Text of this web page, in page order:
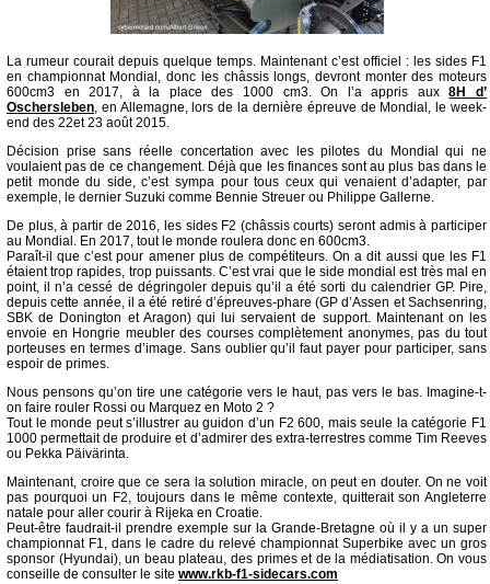
La rumeur courait depuis quelque temps. Maintenant c’est officiel : les sides F1
en championnat Mondial, donc les châssis longs, devront monter des moteurs
600cm3 en 2017, à la place des 1000 cm3. On l’a appris aux8H d’
Oschersleben, en Allemagne, lors de la dernière épreuve de Mondial, le week-
end des 22et 23 août 2015.
Décision prise sans réelle concertation avec les pilotes du Mondial qui ne
voulaient pas de ce changement. Déjà que les finances sont au plus bas dans le
petit monde du side, c’est sympa pour tous ceux qui venaient d’adapter, par
exemple, le dernier Suzuki comme Bennie Streuer ou Philippe Gallerne.
De plus, à partir de 2016, les sides F2 (châssis courts) seront admis à participer
au Mondial. En 2017, tout le monde roulera donc en 600cm3.
Paraît-il que c’est pour amener plus de compétiteurs. On a dit aussi que les F1
étaient trop rapides, trop puissants. C’est vrai que le side mondial est très mal en
point, il n’a cessé de dégringoler depuis qu’il a été sorti du calendrier GP. Pire,
depuis cette année, il a été retiré d’épreuves-phare (GP d’Assen et Sachsenring,
SBK de Donington et Aragon) qui lui servaient de support. Maintenant on les
envoie en Hongrie meubler des courses complètement anonymes, pas du tout
porteuses en termes d’image. Sans oublier qu’il faut payer pour participer, sans
espoir de primes.
Nous pensons qu’on tire une catégorie vers le haut, pas vers le bas. Imagine-t-
on faire rouler Rossi ou Marquez en Moto 2 ?
Tout le monde peut s’illustrer au guidon d’un F2 600, mais seule la catégorie F1
1000 permettait de produire et d’admirer des extra-terrestres comme Tim Reeves
ou Pekka Päivärinta.
Maintenant, croire que ce sera la solution miracle, on peut en douter. On ne voit
pas pourquoi un F2, toujours dans le même contexte, quitterait son Angleterre
natale pour aller courir à Rijeka en Croatie.
Peut-être faudrait-il prendre exemple sur la Grande-Bretagne où il y a un super
championnat F1, dans le cadre du relevé championnat Superbike avec un gros
sponsor (Hyundai), un beau plateau, des primes et de la médiatisation. On vous
conseille de consulter le site www.rkb-f1-sidecars.com